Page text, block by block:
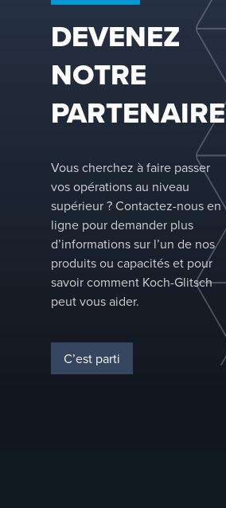
DEVENEZ
NOTRE
PARTENAIRE
Vous cherchez à faire passer
vos opérations au niveau
supérieur ? Contactez-nous en
ligne pour demander plus
d’informations sur l’un de nos
produits ou capacités et pour
savoir comment Koch-Glitsch
peut vous aider.
C’est parti